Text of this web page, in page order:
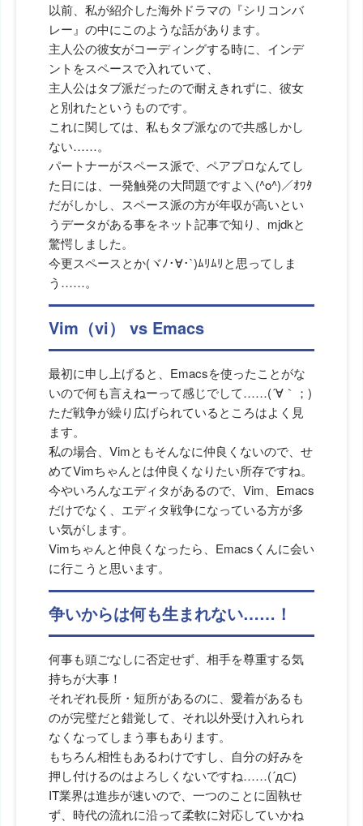
以前、私が紹介した海外ドラマの『シリコンバ
レー』の中にこのような話があります。
主人公の彼女がコーディングする時に、インデ
ントをスペースで入れていて、
主人公はタブ派だったので耐えきれずに、彼女
と別れたというものです。
これに関しては、私もタブ派なので共感しかし
ない……。
パートナーがスペース派で、ペアプロなんてし
た日には、一発触発の大問題ですよ＼(^o^)／ｵﾜﾀ
だがしかし、スペース派の方が年収が高いとい
うデータがある事をネット記事で知り、mjdkと
驚愕しました。
今更スペースとか(ヾﾉ･∀･`)ﾑﾘﾑﾘと思ってしま
う……。
Vim（vi） vs Emacs
最初に申し上げると、Emacsを使ったことがな
いので何も言えねーって感じでして……(´∀｀；)
ただ戦争が繰り広げられているところはよく見
ます。
私の場合、Vimともそんなに仲良くないので、せ
めてVimちゃんとは仲良くなりたい所存ですね。
今やいろんなエディタがあるので、Vim、Emacs
だけでなく、エディタ戦争になっている方が多
い気がします。
Vimちゃんと仲良くなったら、Emacsくんに会い
に行こうと思います。
争いからは何も生まれない……！
何事も頭ごなしに否定せず、相手を尊重する気
持ちが大事！
それぞれ長所・短所があるのに、愛着があるも
のが完璧だと錯覚して、それ以外受け入れられ
なくなってしまう事もあります。
もちろん相性もあるわけですし、自分の好みを
押し付けるのはよろしくないですね……(´д⊂)
IT業界は進歩が速いので、一つのことに固執せ
ず、時代の流れに沿って柔軟に対応していかね